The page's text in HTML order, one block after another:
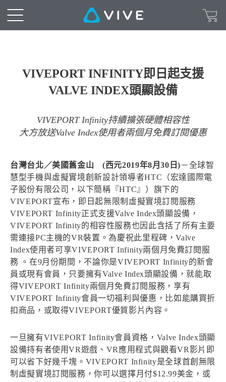
VIVEPORT INFINITY即日起支援
VALVE INDEX頭顯設備
VIVEPORT Infinity持續擴張硬體相容性
大方放送Valve Index使用者兩個月免費訂閱優惠
台灣台北／美國舊金山 (西元2019年8月30日)－全球智
慧型手機與虛擬實境創新設計領導者HTC（宏達國際電
子股份有限公司，以下簡稱『HTC』）旗下的
VIVEPORT宣布，即日起無限制虛擬實境訂閱服務
VIVEPORT Infinity正式支援Valve Index頭顯設備，
VIVEPORT Infinity的相容性服務也因此含括了所有主要
需連接PC主機的VR裝置。為慶祝此里程碑，Valve
Index使用者可享VIVEPORT Infinity兩個月免費訂閱服
務 。在9月份期間，不論你是VIVEPORT Infinity的新會
員或現有會員，只要擁有Valve Index頭顯設備，就能取
得VIVEPORT Infinity兩個月免費訂閱服務，享有
VIVEPORT Infinity會員一切福利與優惠，比如能購買折
扣商品，或取得VIVEPORT優質影片內容。
一旦擁有VIVEPORT Infinity會員資格，Valve Index頭顯
設備持有者使用VR遊戲、VR應用程式與觀看VR影片即
可以省下好幾千塊。VIVEPORT Infinity是全球首創無限
制虛擬實境訂閱服務，你可以選擇月付$12.99美金，或